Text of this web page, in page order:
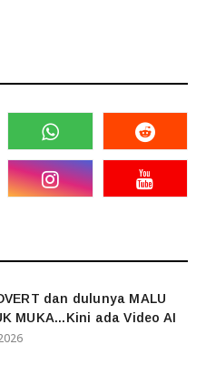
dan dulunya MALU
MUKA...Kini ada Video AI